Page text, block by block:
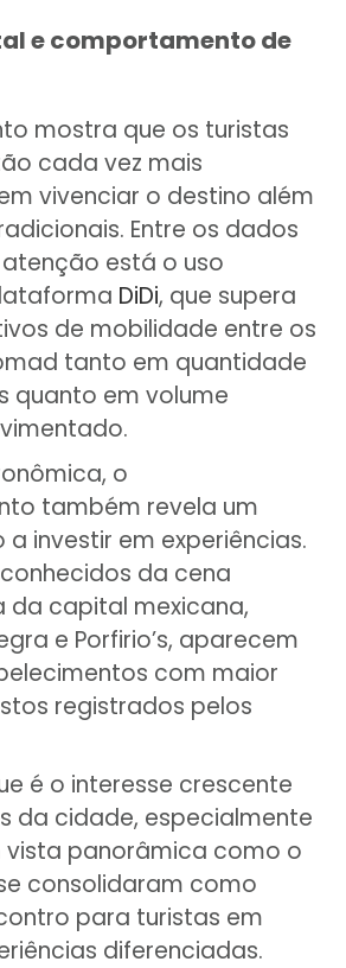
e comportamento de
mostra que os turistas
cada vez mais
vivenciar o destino além
Entre os dados
está o uso
DiDi, que supera
de mobilidade entre os
tanto em quantidade
quanto em volume
o
também revela um
investir em experiências.
da cena
da capital mexicana,
e Porfirio’s, aparecem
com maior
registrados pelos
é o interesse crescente
da cidade, especialmente
panorâmica como o
consolidaram como
para turistas em
diferenciadas.